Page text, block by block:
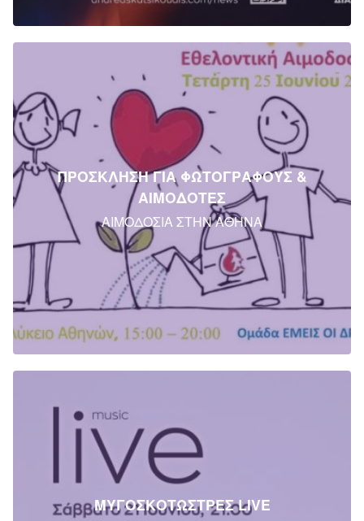
ΠΡΟΣΚΛΗΣΗ ΓΙΑ ΦΩΤΟΓΡΑΦΟΥΣ &
ΑΙΜΟΔΟΤΕΣ
ΑΙΜΟΔΟΣΙΑ ΣΤΗΝ ΑΘΗΝΑ
ΜΥΓΟΣΚΟΤΩΣΤΡΕΣ LIVE